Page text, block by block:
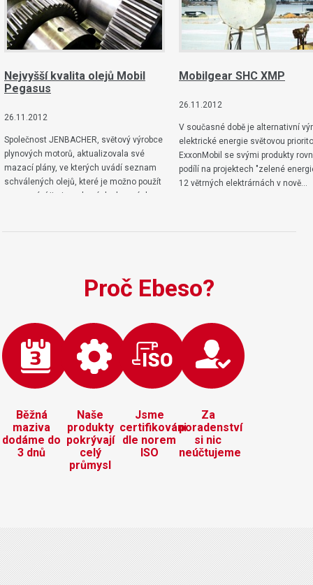
Nejvyšší kvalita olejů Mobil
Pegasus
26.11.2012
Společnost JENBACHER, světový výrobce
plynových motorů, aktualizovala své
mazací plány, ve kterých uvádí seznam
schválených olejů, které je možno použít
pro mazání jimi vyrobených plynových
Mobilgear SHC XMP
26.11.2012
V současné době je alternativní
elektrické energie světovou
ExxonMobil se svými produkty
podílí na projektech "zelené
12 větrných elektrárnách v nově…
Proč Ebeso?
Běžná
maziva
dodáme do
3 dnů
Naše
produkty
pokrývají
celý
průmysl
Jsme
certifikováni
dle norem
ISO
Za
poradenství
si nic
neúčtujeme